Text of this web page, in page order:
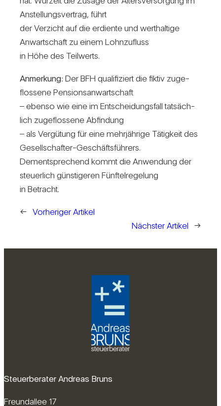
Anstel­lungs­ver­trag, führt
der Ver­zicht auf die erdiente und wert­hal­tige
Anwart­schaft zu einem Lohn­zu­fluss
in Höhe des Teil­werts.
Anmer­kung: Der BFH qua­li­fi­ziert die fiktiv zuge­
flos­sene Pen­si­ons­an­wart­schaft
– ebenso wie eine im Ent­schei­dungs­fall tat­säch­
lich zuge­flos­sene Abfin­dung
– als Ver­gü­tung für eine mehr­jäh­rige Tätig­keit des
Gesell­schafter-Geschäfts­füh­rers.
Dem­entspre­chend kommt die Anwen­dung der
steu­er­lich güns­ti­geren Fünf­tel­re­ge­lung
in Betracht.
← Vorheriger Artikel
Nächster Artikel
→
Steuerberater Andreas Bruns
Freundallee 17